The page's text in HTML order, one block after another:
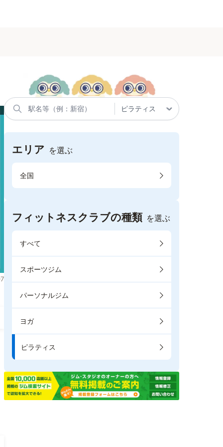
エリア を選ぶ
全国
フィットネスクラブの種類 を選ぶ
すべて
スポーツジム
パーソナルジム
ヨガ
ピラティス